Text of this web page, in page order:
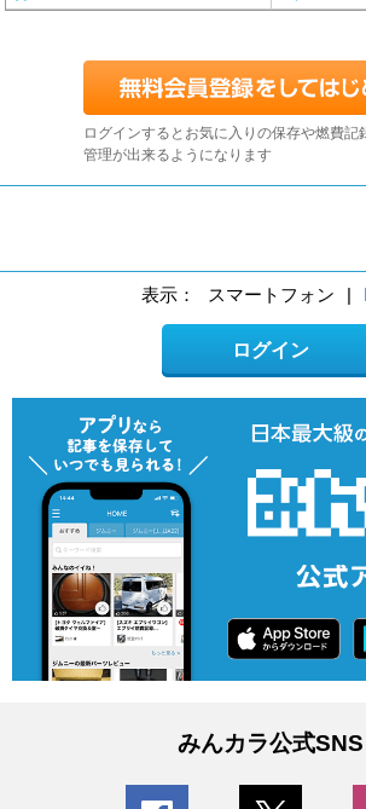
ログインするとお気に入りの保存や燃費記
管理が出来るようになります
表示： スマートフォン |
ログイン
みんカラ公式SNS